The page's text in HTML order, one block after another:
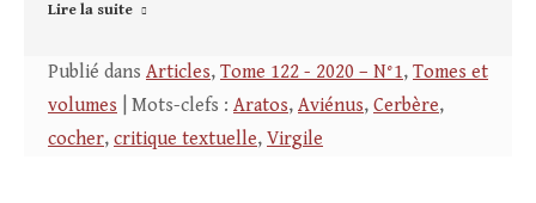
Lire la suite
Publié dans Articles, Tome 122 - 2020 – N°1, Tomes et
volumes | Mots-clefs : Aratos, Aviénus, Cerbère,
cocher, critique textuelle, Virgile